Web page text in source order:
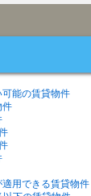
能の賃貸物件
件
用できる賃貸物件